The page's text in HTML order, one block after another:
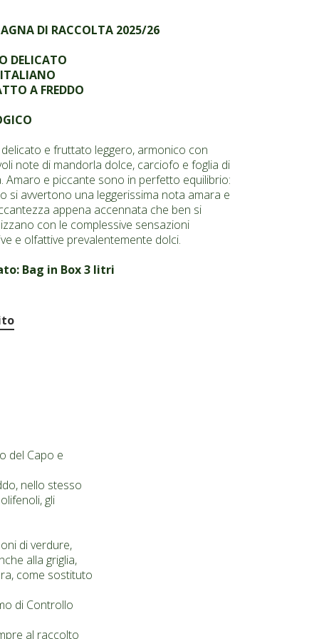
DI RACCOLTA 2025/26
DELICATO
A FREDDO
e fruttato leggero, armonico con
note di mandorla dolce, carciofo e foglia di
Amaro e piccante sono in perfetto equilibrio:
si avvertono una leggerissima nota amara e
appena accennata che ben si
con le complessive sensazioni
e olfattive prevalentemente dolci.
Bag in Box 3 litri
del Capo e
nello stesso
gli
di verdure,
alla griglia,
come sostituto
di Controllo
al raccolto